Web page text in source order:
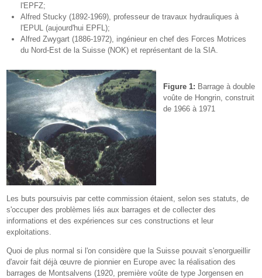
l'EPFZ;
Alfred Stucky (1892-1969), professeur de travaux hydrauliques à
l'EPUL (aujourd'hui EPFL);
Alfred Zwygart (1886-1972), ingénieur en chef des Forces Motrices
du Nord-Est de la Suisse (NOK) et représentant de la SIA.
Figure 1: Barrage à double
voûte de Hongrin, construit
de 1966 à 1971
Les buts poursuivis par cette commission étaient, selon ses statuts, de
s'occuper des problèmes liés aux barrages et de collecter des
informations et des expériences sur ces constructions et leur
exploitations.
Quoi de plus normal si l'on considère que la Suisse pouvait s'enorgueillir
d'avoir fait déjà œuvre de pionnier en Europe avec la réalisation des
barrages de Montsalvens (1920, première voûte de type Jorgensen en